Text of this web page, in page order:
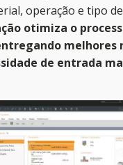
operação e tipo
otimiza o
melhores
de entrada